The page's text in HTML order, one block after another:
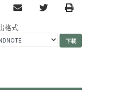
email TwitterPrint
格式